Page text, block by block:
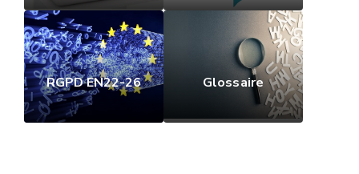
RGPD EN22-26 Glossaire